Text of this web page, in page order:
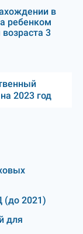
в
ребенком
3
2023 год
(до 2021)
для